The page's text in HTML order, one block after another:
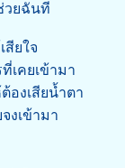
วยฉันที
สียใจ
เคยเข้ามา
องเสียน้ำตา
งเข้ามา